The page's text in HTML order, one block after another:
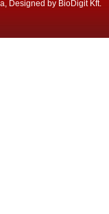
Designed by BioDigit Kft.